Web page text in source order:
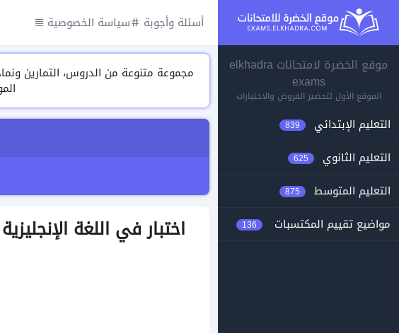
أسئلة وأجوبة سياسة الخصوصية
موقع الخضرة لامتحانات elkhadra
exams
الموقع الأول لتحضير الفروض والاختبارات
التعليم الإبتدائي 839
التعليم الثانوي 625
التعليم المتوسط 875
مواضيع تقييم المكتسبات 136 اختبار في اللغة الإنجليزية رقم 1 الفصل الثاني السنة